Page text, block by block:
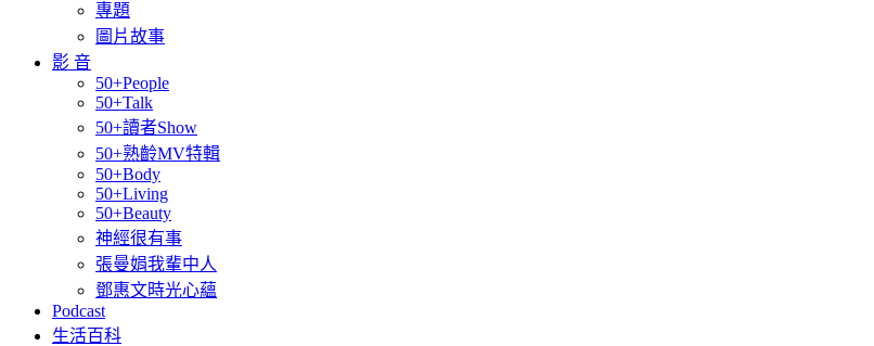
專題
圖片故事
影 音
50+People
50+Talk
50+讀者Show
50+熟齡MV特輯
50+Body
50+Living
50+Beauty
神經很有事
張曼娟我輩中人
鄧惠文時光心蘊
Podcast
生活百科